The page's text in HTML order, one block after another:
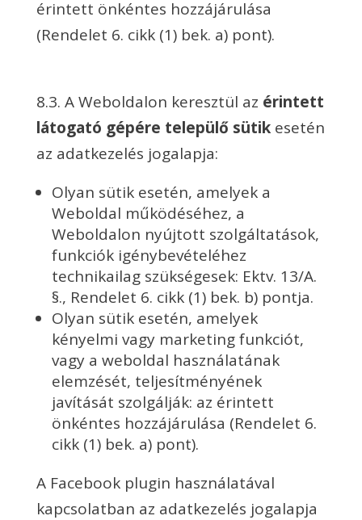
érintett önkéntes hozzájárulása
(Rendelet 6. cikk (1) bek. a) pont).
8.3. A Weboldalon keresztül az érintett
látogató gépére települő sütikesetén
az adatkezelés jogalapja:
Olyan sütik esetén, amelyek a
Weboldal működéséhez, a
Weboldalon nyújtott szolgáltatások,
funkciók igénybevételéhez
technikailag szükségesek: Ektv. 13/A.
§., Rendelet 6. cikk (1) bek. b) pontja.
Olyan sütik esetén, amelyek
kényelmi vagy marketing funkciót,
vagy a weboldal használatának
elemzését, teljesítményének
javítását szolgálják: az érintett
önkéntes hozzájárulása (Rendelet 6.
cikk (1) bek. a) pont).
A Facebook plugin használatával
kapcsolatban az adatkezelés jogalapja